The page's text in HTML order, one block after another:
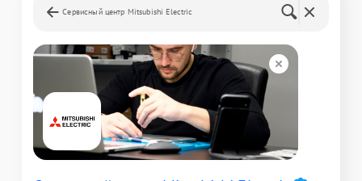
Сервисный центр Mitsubishi Electric